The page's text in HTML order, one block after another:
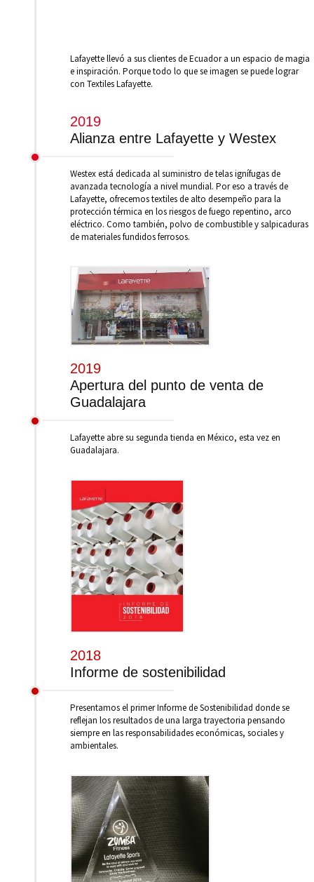
Lafayette llevó a sus clientes de Ecuador a un espacio de magia
e inspiración. Porque todo lo que se imagen se puede lograr
con Textiles Lafayette.
2019
Alianza entre Lafayette y Westex
Westex está dedicada al suministro de telas ignífugas de
avanzada tecnología a nivel mundial. Por eso a través de
Lafayette, ofrecemos textiles de alto desempeño para la
protección térmica en los riesgos de fuego repentino, arco
eléctrico. Como también, polvo de combustible y salpicaduras
de materiales fundidos ferrosos.
2019
Apertura del punto de venta de
Guadalajara
Lafayette abre su segunda tienda en México, esta vez en
Guadalajara.
2018
Informe de sostenibilidad
Presentamos el primer Informe de Sostenibilidad donde se
reflejan los resultados de una larga trayectoria pensando
siempre en las responsabilidades económicas, sociales y
ambientales.